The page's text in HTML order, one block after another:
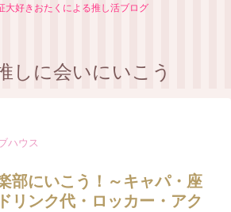
大好きおたくによる推し活ブログ
しに会いにいこう
ハウス
部にいこう！～キャパ・座
リンク代・ロッカー・アク